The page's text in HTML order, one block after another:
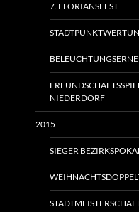
7. FLORIANSFEST
NIEDERDORF
2015
SIEGER